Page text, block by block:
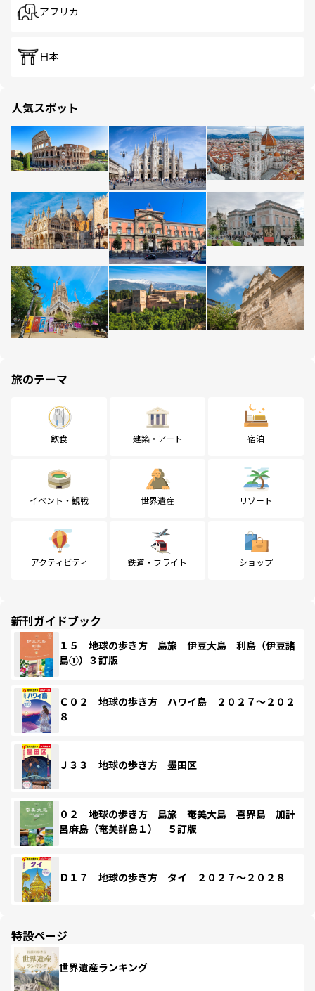
アフリカ
日本
人気スポット
旅のテーマ
飲食 建築・アート 宿泊
イベント・観戦 世界遺産 リゾート
アクティビティ 鉄道・フライト ショップ
新刊ガイドブック
１５ 地球の歩き方 島旅 伊豆大島 利島（伊豆諸
島①）３訂版
Ｃ０２ 地球の歩き方 ハワイ島 ２０２７～２０２
８
Ｊ３３ 地球の歩き方 墨田区
０２ 地球の歩き方 島旅 奄美大島 喜界島 加計
呂麻島（奄美群島１） ５訂版
Ｄ１７ 地球の歩き方 タイ ２０２７～２０２８
特設ページ
世界遺産ランキング